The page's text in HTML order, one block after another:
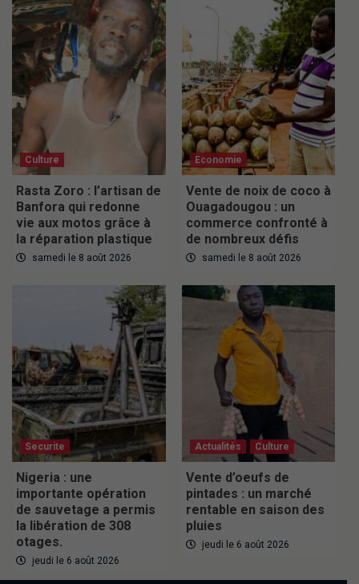
Culture
Rasta Zoro : l’artisan de
Banfora qui redonne
vie aux motos grâce à
la réparation plastique
samedi le 8 août 2026
Economie
Vente de noix de coco à
Ouagadougou : un
commerce confronté à
de nombreux défis
samedi le 8 août 2026
Securite
Nigeria : une
importante opération
de sauvetage a permis
la libération de 308
otages.
jeudi le 6 août 2026
Actualités Culture
Vente d’oeufs de
pintades : un marché
rentable en saison des
pluies
jeudi le 6 août 2026